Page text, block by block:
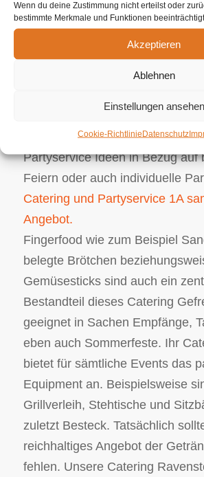
Wenn du deine Zustimmung nicht erteilst oder
bestimmte Merkmale und Funktionen
Akzeptieren
Ablehnen
Einstellungen ansehen
Cookie-RichtlinieDatenschutz
Geschehnis. Egal, ob es sich
Firmenfeier handelt, Ihr Caterer
kulinarische Ersuchen mit
Essens Angebot geht von
oder veganen Buffets bis hin zu
Partyservice Ideen in Bezug auf
Feiern oder auch individuelle
Catering und Partyservice 1A
Angebot.
Fingerfood wie zum Beispiel
belegte Brötchen
Gemüsesticks sind auch ein
Bestandteil dieses Catering
geeignet in Sachen Empfänge,
eben auch Sommerfeste. Ihr
bietet für sämtliche Events das
Equipment an. Beispielsweise
Grillverleih, Stehtische und
zuletzt Besteck. Tatsächlich
reichhaltiges Angebot der
fehlen. Unsere Catering